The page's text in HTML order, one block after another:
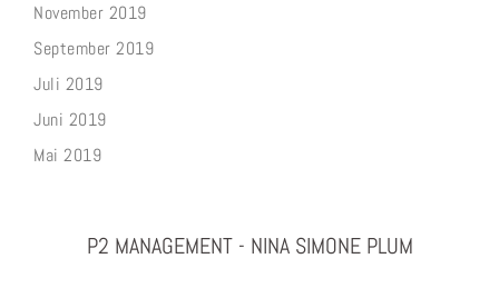
November 2019
September 2019
Juli 2019
Juni 2019
Mai 2019
P2 MANAGEMENT - NINA SIMONE PLUM